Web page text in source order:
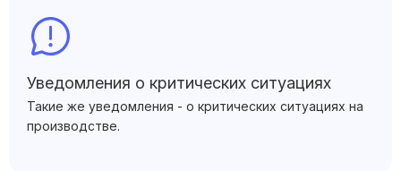
Уведомления о критических ситуациях
Такие же уведомления - о критических ситуациях на
производстве.